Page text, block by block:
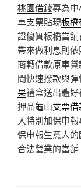
桃園借錢專為
車支票貼現板橋
證優質板橋當舖
帶來做利息則
商轉借款原車
間快速撥款與
果禮盒送出體
押品龜山支票借
入特別加保申報
保申報生意人
合法營業的當舖